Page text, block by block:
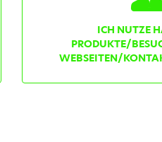
ICH NUTZE
PRODUKTE/
WEBSEITEN/